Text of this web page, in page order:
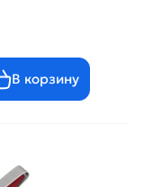
В корзину